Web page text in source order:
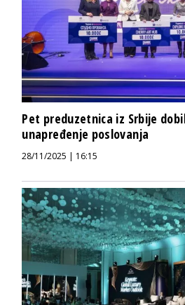
Pet preduzetnica iz Srbije
unapređenje poslovanja
28/11/2025 | 16:15